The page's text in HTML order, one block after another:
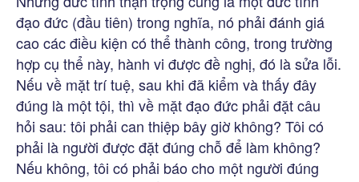
đạo đức (đầu tiên) trong nghĩa, nó phải đánh giá
cao các điều kiện có thể thành công, trong trường
hợp cụ thể này, hành vi được đề nghị, đó là sửa lỗi.
Nếu về mặt trí tuệ, sau khi đã kiểm và thấy đây
đúng là một tội, thì về mặt đạo đức phải đặt câu
hỏi sau: tôi phải can thiệp bây giờ không? Tôi có
phải là người được đặt đúng chỗ để làm không?
Nếu không, tôi có phải báo cho một người đúng